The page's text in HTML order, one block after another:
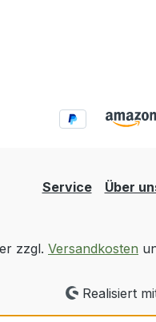
Service Über
zzgl. Versandkosten
Realisiert